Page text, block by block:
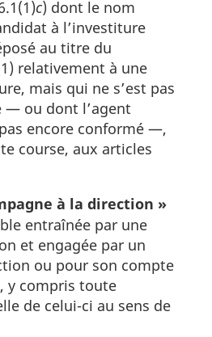
c) dont le nom
à l’investiture
au titre du
relativement à une
mais qui ne s’est pas
— ou dont l’agent
encore conformé —,
course, aux articles
à la direction »
entraînée par une
et engagée par un
ou pour son compte
y compris toute
de celui-ci au sens de